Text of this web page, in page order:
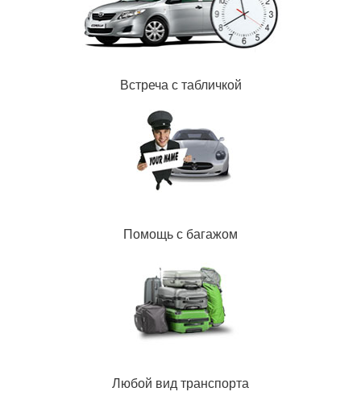
Встреча с табличкой
Помощь с багажом
Любой вид транспорта